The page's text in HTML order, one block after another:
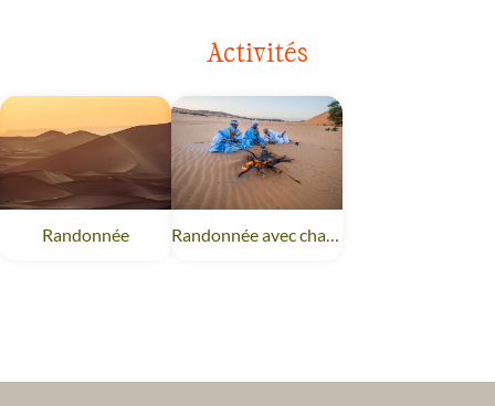
Activités
Randonnée Randonnée avec chameau